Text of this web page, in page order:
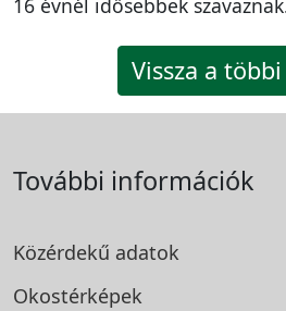
16 évnél idősebbek
Vissza a
További információk
Közérdekű adatok
Okostérképek